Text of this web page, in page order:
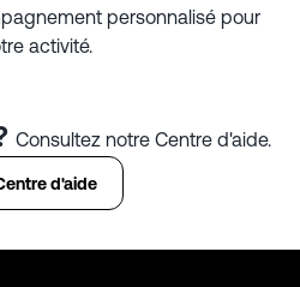
personnalisé pour
activité.
Consultez notre Centre d'aide.
d'aide